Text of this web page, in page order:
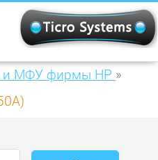
и МФУ фирмы HP »